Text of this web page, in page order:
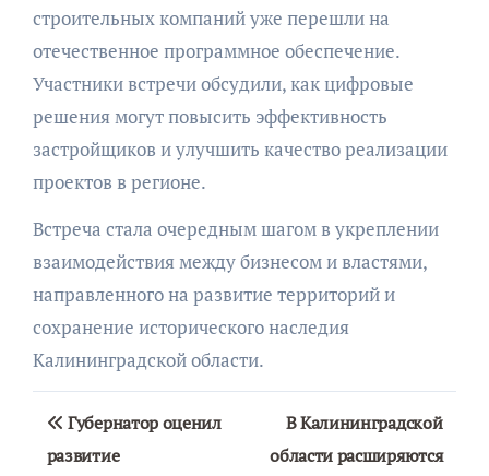
строительных компаний уже перешли на
отечественное программное обеспечение.
Участники встречи обсудили, как цифровые
решения могут повысить эффективность
застройщиков и улучшить качество реализации
проектов в регионе.
Встреча стала очередным шагом в укреплении
взаимодействия между бизнесом и властями,
направленного на развитие территорий и
сохранение исторического наследия
Калининградской области.
Навигация
по
Губернатор оценил
развитие
В Калининградской
области расширяются